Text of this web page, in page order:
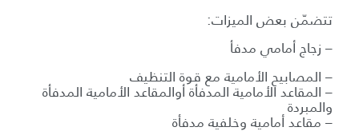
تتضمّن بعض الميزات:
– زجاج أمامي مدفأ
– المصابيح الأمامية مع قوة التنظيف
– المقاعد الأمامية المدفأة أوالمقاعد الأمامية المدفأة
والمبردة
– مقاعد أمامية وخلفية مدفأة